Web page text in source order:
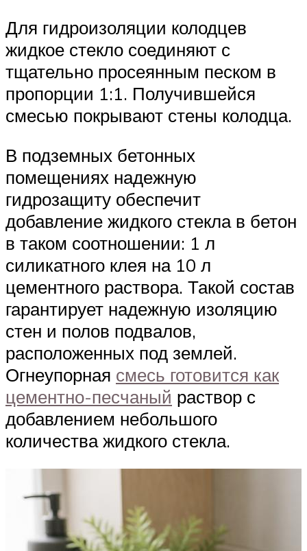
Для гидроизоляции колодцев
жидкое стекло соединяют с
тщательно просеянным песком в
пропорции 1:1. Получившейся
смесью покрывают стены колодца.
В подземных бетонных
помещениях надежную
гидрозащиту обеспечит
добавление жидкого стекла в бетон
в таком соотношении: 1 л
силикатного клея на 10 л
цементного раствора. Такой состав
гарантирует надежную изоляцию
стен и полов подвалов,
расположенных под землей.
Огнеупорная смесь готовится как
цементно-песчаный раствор с
добавлением небольшого
количества жидкого стекла.